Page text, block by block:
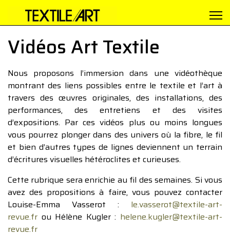
Vidéos Art Textile
Nous proposons l’immersion dans une vidéothèque
montrant des liens possibles entre le textile et l’art à
travers des œuvres originales, des installations, des
performances, des entretiens et des visites
d’expositions. Par ces vidéos plus ou moins longues
vous pourrez plonger dans des univers où la fibre, le fil
et bien d’autres types de lignes deviennent un terrain
d’écritures visuelles hétéroclites et curieuses.
Cette rubrique sera enrichie au fil des semaines. Si vous
avez des propositions à faire, vous pouvez contacter
Louise-Emma Vasserot : le.vasserot@textile-art-
revue.fr ou Hélène Kugler : helene.kugler@textile-art-
revue.fr